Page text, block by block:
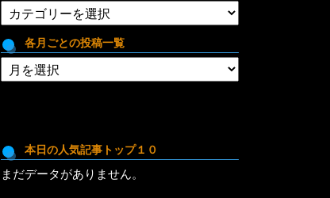
テ
ゴ
リ
各月ごとの投稿一覧
各
月
投
稿
一
本日の人気記事トップ１０
まだデータがありません。